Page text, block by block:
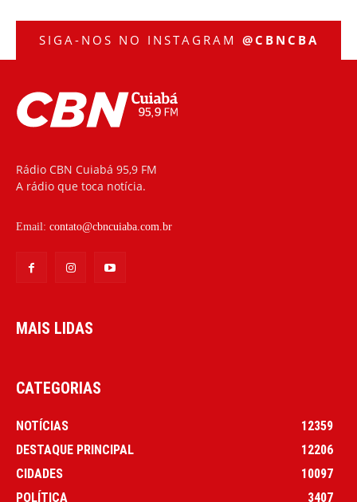
SIGA-NOS NO INSTAGRAM @CBNCBA
Rádio CBN Cuiabá 95,9 FM
A rádio que toca notícia.
Email: contato@cbncuiaba.com.br
MAIS LIDAS
CATEGORIAS
NOTÍCIAS
12359
DESTAQUE PRINCIPAL
12206
CIDADES
10097
POLÍTICA
3407